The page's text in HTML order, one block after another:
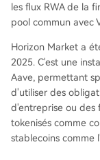
les flux RWA de la
pool commun avec
Horizon Market a
2025. C'est une
Aave, permettant
d'utiliser des
d'entreprise ou des
tokenisés comme
stablecoins comme